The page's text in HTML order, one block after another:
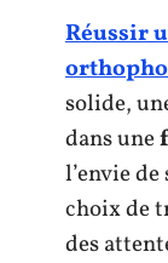
Réussir
solide,
dans une
l’envie
choix de
des